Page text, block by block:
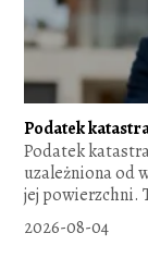
Podatek
Podatek
uzależniona od
jej powierzchni.
2026-08-04